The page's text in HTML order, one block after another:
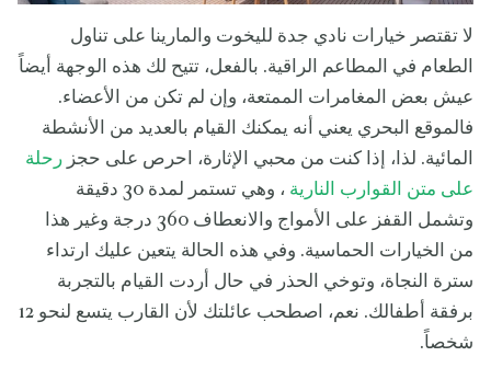
لا تقتصر خيارات نادي جدة لليخوت والمارينا على تناول
الطعام في المطاعم الراقية. بالفعل، تتيح لك هذه الوجهة أيضاً
عيش بعض المغامرات الممتعة، وإن لم تكن من الأعضاء.
فالموقع البحري يعني أنه يمكنك القيام بالعديد من الأنشطة
المائية. لذا، إذا كنت من محبي الإثارة، احرص على حجز رحلة
على متن القوارب النارية
، وهي تستمر لمدة 30 دقيقة
وتشمل القفز على الأمواج والانعطاف 360 درجة وغير هذا
من الخيارات الحماسية. وفي هذه الحالة يتعين عليك ارتداء
سترة النجاة، وتوخي الحذر في حال أردت القيام بالتجربة
برفقة أطفالك. نعم، اصطحب عائلتك لأن القارب يتسع لنحو 12
شخصاً.